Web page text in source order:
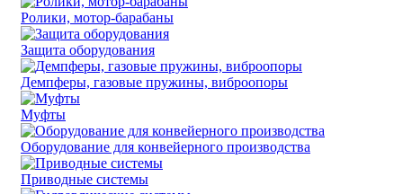
Ролики, мотор-барабаны
Защита оборудования
Демпферы, газовые пружины, виброопоры
Муфты
Оборудование для конвейерного производства
Приводные системы